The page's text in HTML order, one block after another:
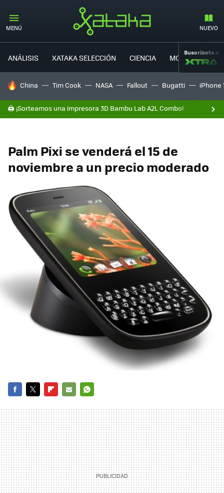
MENÚ NUEVO
ANÁLISIS XATAKA SELECCIÓN CIENCIA MOVILIDAD
Suscríbete a
HOY SE HABLA DE
China Tim Cook NASA Fallout Bugatti iPhone
🖨️ ¡Sorteamos una impresora 3D Bambu Lab A2L Combo!
Palm Pixi se venderá el 15 de
noviembre a un precio moderado
MAIL